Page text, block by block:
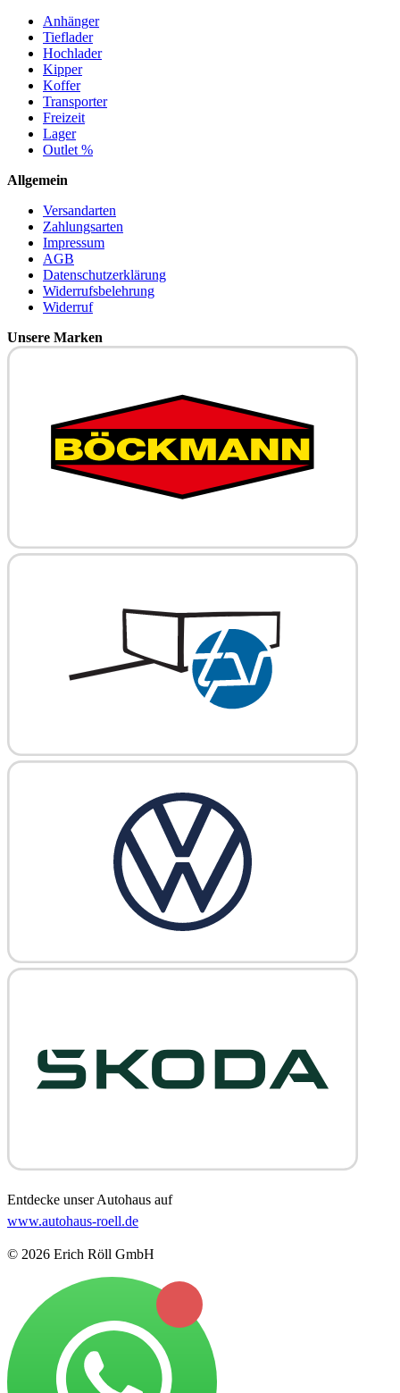
Anhänger
Tieflader
Hochlader
Kipper
Koffer
Transporter
Freizeit
Lager
Outlet %
Allgemein
Versandarten
Zahlungsarten
Impressum
AGB
Datenschutzerklärung
Widerrufsbelehrung
Widerruf
Unsere Marken
Entdecke unser Autohaus auf
www.autohaus-roell.de
© 2026 Erich Röll GmbH